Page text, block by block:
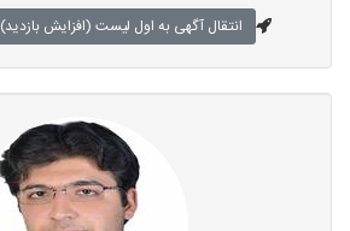
انتقال آگهی به اول لیست (افزایش بازدید)